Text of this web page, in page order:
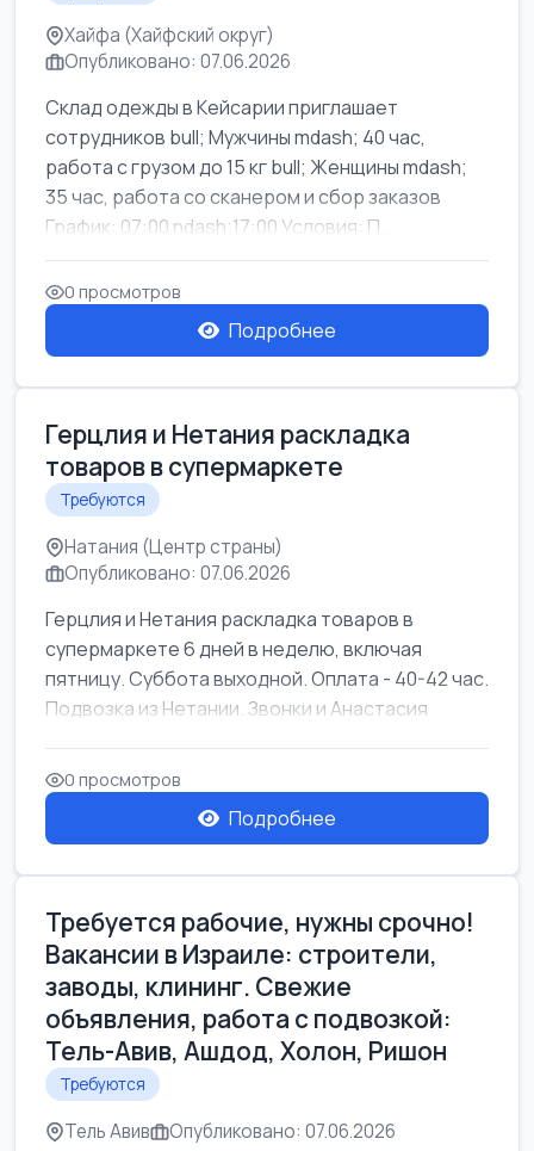
Хайфа (Хайфский округ)
Опубликовано: 07.06.2026
Склад одежды в Кейсарии приглашает
сотрудников bull; Мужчины mdash; 40 час,
работа с грузом до 15 кг bull; Женщины mdash;
35 час, работа со сканером и сбор заказов
График: 07:00 ndash;17:00 Условия: П...
0 просмотров
Подробнее
Герцлия и Нетания раскладка
товаров в супермаркете
Требуются
Натания (Центр страны)
Опубликовано: 07.06.2026
Герцлия и Нетания раскладка товаров в
супермаркете 6 дней в неделю, включая
пятницу. Суббота выходной. Оплата - 40-42 час.
Подвозка из Нетании. Звонки и Анастасия
0 просмотров
Подробнее
Требуется рабочие, нужны срочно!
Вакансии в Израиле: строители,
заводы, клининг. Свежие
объявления, работа с подвозкой:
Тель-Авив, Ашдод, Холон, Ришон
Требуются
Тель Авив Опубликовано: 07.06.2026